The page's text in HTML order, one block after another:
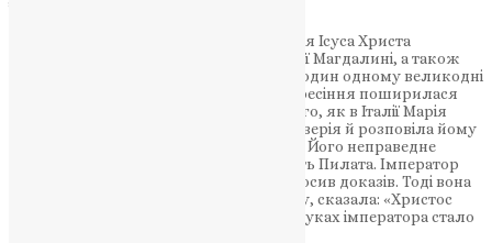
Перша в світі проповідь про Воскресіння Ісуса Христа
належить саме святій мироносиці Марії Магдалині, а також
згідно із Переданням звичай дарувати один одному великодні
яйця в день світлого Христового Воскресіння поширилася
між християнами всього світу після того, як в Італії Марія
Магдалина прийшла до імператора Тиверія й розповіла йому
про життя, чудеса і вчення Христа, про Його неправедне
засудження іудеями, про малодушність Пилата. Імператор
засумнівався в чуді Воскресіння і попросив доказів. Тоді вона
взяла яйце, і, подаючи його імператору, сказала: «Христос
Воскрес». При цих словах біле яйце в руках імператора стало